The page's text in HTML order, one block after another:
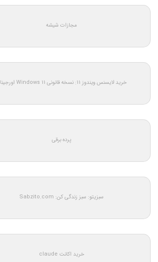
مجازات شیشه
خرید لایسنس ویندوز 11: نسخه قانونی Windows 11 اورجینال
پرده برقی
سبزیتو: سبز زندگی کن: Sabzito.com
خرید اکانت claude